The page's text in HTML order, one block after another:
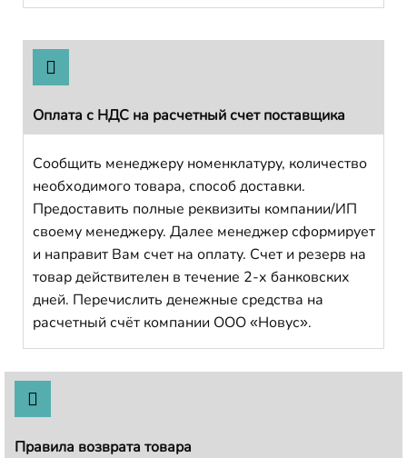
Оплата с НДС на расчетный счет поставщика
Сообщить менеджеру номенклатуру, количество
необходимого товара, способ доставки.
Предоставить полные реквизиты компании/ИП
своему менеджеру. Далее менеджер сформирует
и направит Вам счет на оплату. Счет и резерв на
товар действителен в течение 2-х банковских
дней. Перечислить денежные средства на
расчетный счёт компании ООО «Новус».
Правила возврата товара